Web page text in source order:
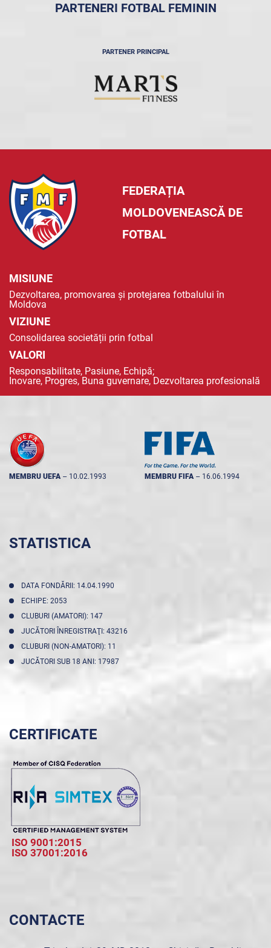
PARTENERI FOTBAL FEMININ
PARTENER PRINCIPAL
FEDERAȚIA
MOLDOVENEASCĂ DE
FOTBAL
MISIUNE
Dezvoltarea, promovarea și protejarea fotbalului în
Moldova
VIZIUNE
Consolidarea societății prin fotbal
VALORI
Responsabilitate, Pasiune, Echipă;
Inovare, Progres, Buna guvernare, Dezvoltarea profesională
MEMBRU UEFA -- 10.02.1993 MEMBRU FIFA -- 16.06.1994
STATISTICA
DATA FONDĂRII: 14.04.1990
ECHIPE: 2053
CLUBURI (AMATORI): 147
JUCĂTORI ÎNREGISTRAŢI: 43216
CLUBURI (NON-AMATORI): 11
JUCĂTORI SUB 18 ANI: 17987
CERTIFICATE
ISO 9001:2015
ISO 37001:2016
CONTACTE